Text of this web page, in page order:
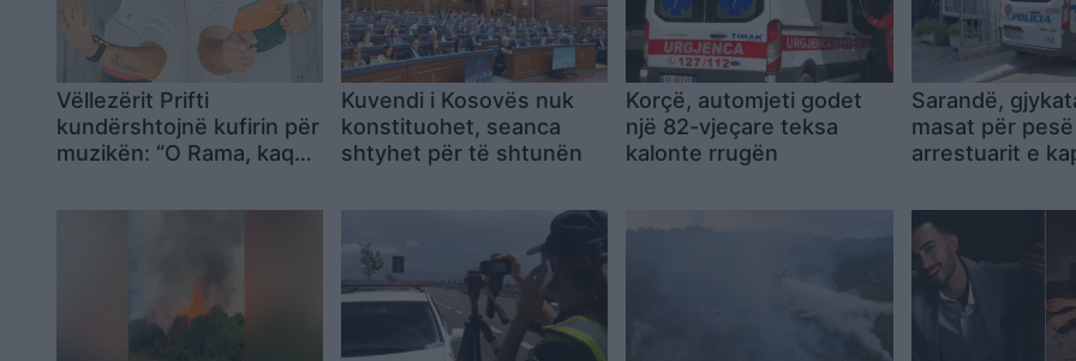
Vëllezërit Prifti
kundërshtojnë kufirin për
muzikën: “O Rama, kaq
vendin? Keq e më keq!”
Kuvendi i Kosovës nuk
konstituohet, seanca
shtyhet për të shtunën
Korçë, automjeti godet
një 82-vjeçare teksa
kalonte rrugën
Sarandë,
masat për
arrestuarit e